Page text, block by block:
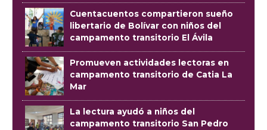
Cuentacuentos compartieron sueño
libertario de Bolívar con niños del
campamento transitorio El Ávila
Promueven actividades lectoras en
campamento transitorio de Catia La
Mar
La lectura ayudó a niños del
campamento transitorio San Pedro